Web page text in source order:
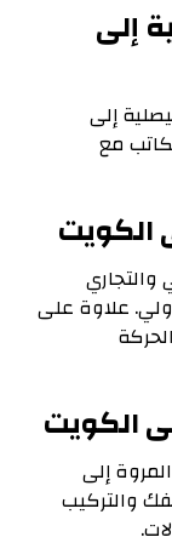
إلى
إلى
مع
الكويت
والتجاري
علاوة على
الكويت
إلى
والتركيب